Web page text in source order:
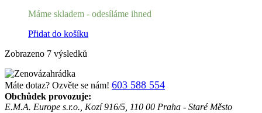
Máme skladem - odesíláme ihned
Přidat do košíku
Zobrazeno 7 výsledků
Máte dotaz? Ozvěte se nám! 603 588 554
Obchůdek provozuje:
E.M.A. Europe s.r.o., Kozí 916/5, 110 00 Praha - Staré Město